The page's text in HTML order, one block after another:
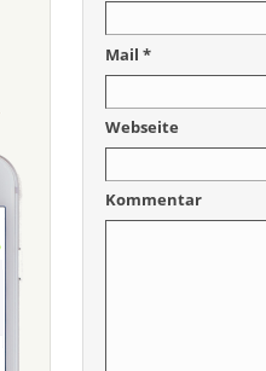
Mail *
Webseite
Kommentar